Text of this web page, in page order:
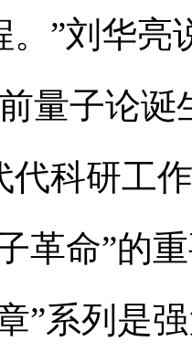
。”刘华亮
子论诞
代科研工
革命”的
系列是强